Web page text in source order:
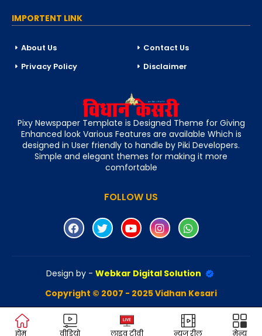
IMPORTENT LINK
About Us
Contact Us
Privacy Policy
Disclaimer
Pixy Newspaper Template is Designed Theme for Giving
Enhanced look Various Features are available Which is
designed in User friendly to handle by Piki Developers.
Simple and elegant themes for making it more
comfortable
FOLLOW US
Design by - Webkar Digital Solution
Copyright © 2007 - 2025 Vidhan Kesari
होम वीडियो लाइव टीवी न्यूज़ रील मेन्यू